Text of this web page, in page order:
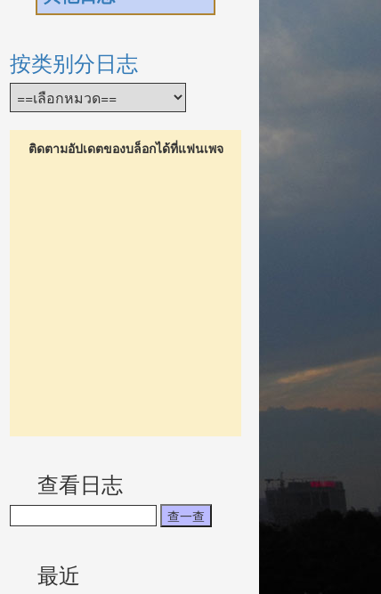
按类别分日志
ติดตามอัปเดตของบล็อกได้ที่แฟนเพจ
查看日志
最近